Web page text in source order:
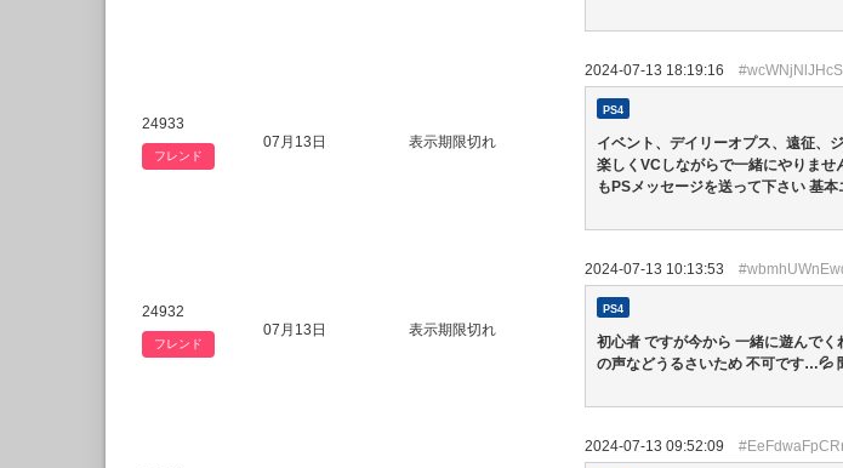
24933
フレンド
07月13日 表示期限切れ
2024-07-13 18:19:16
PS4
イベント、デイリーオプス、遠征、
楽しくVCしながらで一緒にやりま
もPSメッセージを送って下さい 基
24932
フレンド
07月13日 表示期限切れ
2024-07-13 10:13:53
PS4
初心者 ですが今から 一緒に遊んで
の声などうるさいため 不可です…💦
2024-07-13 09:52:09